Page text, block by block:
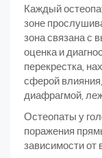
Каждый
зоне
зона связана с
оценка и
перекрестка,
сферой
диафрагмой,
Остеопаты у
поражения
зависимости от